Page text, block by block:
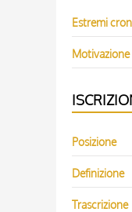
Estremi
Motivazione
Posizione
Definizione
Trascrizione